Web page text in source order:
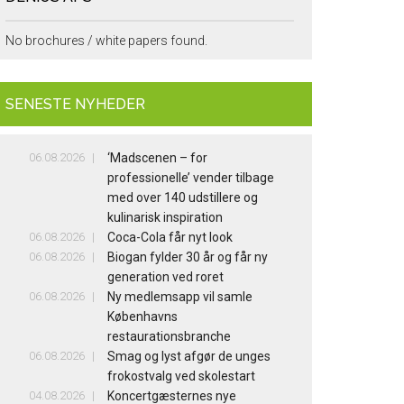
No brochures / white papers found.
SENESTE NYHEDER
06.08.2026
‘Madscenen – for
professionelle’ vender tilbage
med over 140 udstillere og
kulinarisk inspiration
06.08.2026 Coca-Cola får nyt look
06.08.2026
Biogan fylder 30 år og får ny
generation ved roret
06.08.2026
Ny medlemsapp vil samle
Københavns
restaurationsbranche
06.08.2026
Smag og lyst afgør de unges
frokostvalg ved skolestart
04.08.2026
Koncertgæsternes nye